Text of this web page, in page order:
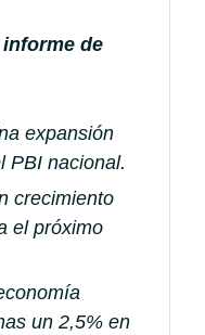
de
expansión
PBI nacional.
crecimiento
el próximo
un 2,5% en